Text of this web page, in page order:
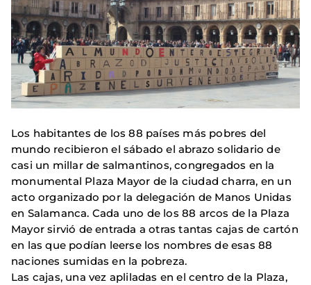
Los habitantes de los 88 países más pobres del
mundo recibieron el sábado el abrazo solidario de
casi un millar de salmantinos, congregados en la
monumental Plaza Mayor de la ciudad charra, en un
acto organizado por la delegación de Manos Unidas
en Salamanca. Cada uno de los 88 arcos de la Plaza
Mayor sirvió de entrada a otras tantas cajas de cartón
en las que podían leerse los nombres de esas 88
naciones sumidas en la pobreza.
Las cajas, una vez apliladas en el centro de la Plaza,